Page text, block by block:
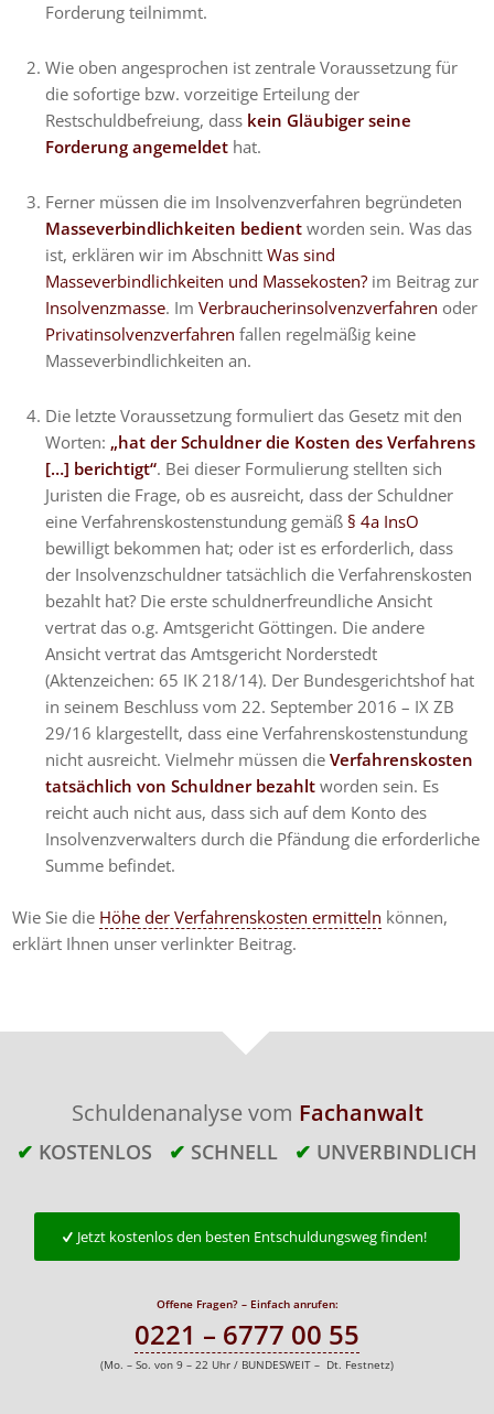
Forderung teilnimmt.
Wie oben angesprochen ist zentrale Voraussetzung für
die sofortige bzw. vorzeitige Erteilung der
Restschuldbefreiung, dass kein Gläubiger seine
Forderung angemeldet hat.
Ferner müssen die im Insolvenzverfahren begründeten
Masseverbindlichkeiten bedient worden sein. Was das
ist, erklären wir im AbschnittWas sind
Masseverbindlichkeiten und Massekosten? im Beitrag zur
Insolvenzmasse. ImVerbraucherinsolvenzverfahren oder
Privatinsolvenzverfahren fallen regelmäßig keine
Masseverbindlichkeiten an.
Die letzte Voraussetzung formuliert das Gesetz mit den
Worten: „hat der Schuldner die Kosten des Verfahrens
[…] berichtigt“. Bei dieser Formulierung stellten sich
Juristen die Frage, ob es ausreicht, dass der Schuldner
eine Verfahrenskostenstundung gemäß § 4a InsO
bewilligt bekommen hat; oder ist es erforderlich, dass
der Insolvenzschuldner tatsächlich die Verfahrenskosten
bezahlt hat? Die erste schuldnerfreundliche Ansicht
vertrat das o.g. Amtsgericht Göttingen. Die andere
Ansicht vertrat das Amtsgericht Norderstedt
(Aktenzeichen: 65 IK 218/14). Der Bundesgerichtshof hat
in seinem Beschluss vom 22. September 2016 – IX ZB
29/16 klargestellt, dass eine Verfahrenskostenstundung
nicht ausreicht. Vielmehr müssen dieVerfahrenskosten
tatsächlich von Schuldner bezahlt worden sein. Es
reicht auch nicht aus, dass sich auf dem Konto des
Insolvenzverwalters durch die Pfändung die erforderliche
Summe befindet.
Wie Sie die Höhe der Verfahrenskosten ermitteln können,
erklärt Ihnen unser verlinkter Beitrag.
Schuldenanalyse vom Fachanwalt
✔ KOSTENLOS ✔ SCHNELL ✔ UNVERBINDLICH
Jetzt kostenlos den besten Entschuldungsweg finden!
Offene Fragen? – Einfach anrufen:
0221 – 6777 00 55
(Mo. – So. von 9 – 22 Uhr / BUNDESWEIT – Dt. Festnetz)